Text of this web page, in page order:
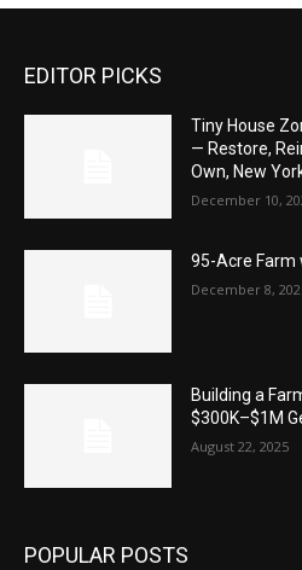
EDITOR PICKS
Tiny House
— Restore,
Own, New
December 10,
95-Acre Farm
December 8,
Building a
$300K–$1M
August 22, 2025
POPULAR POSTS